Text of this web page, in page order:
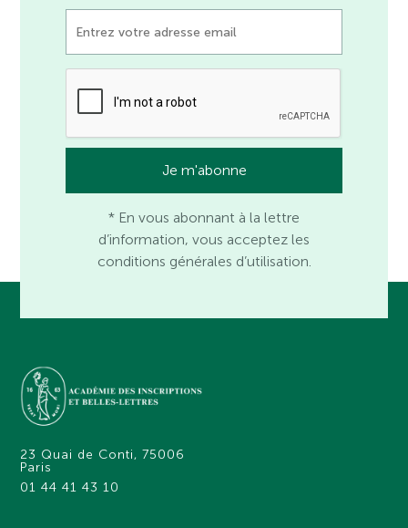
* En vous abonnant à la lettre
d’information, vous acceptez les
conditions générales d’utilisation.
23 Quai de Conti, 75006
Paris
01 44 41 43 10